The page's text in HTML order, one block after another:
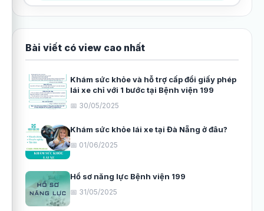
Bài viết có view cao nhất
Khám sức khỏe và hỗ trợ cấp đổi giấy phép
lái xe chỉ với 1 bước tại Bệnh viện 199
📅 30/05/2025
Khám sức khỏe lái xe tại Đà Nẵng ở đâu?
📅 01/06/2025
Hồ sơ năng lực Bệnh viện 199
📅 31/05/2025